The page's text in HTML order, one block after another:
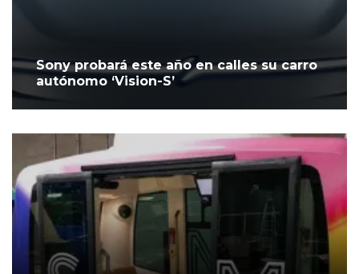
Sony probará este año en calles su carro
autónomo ‘Vision-S’